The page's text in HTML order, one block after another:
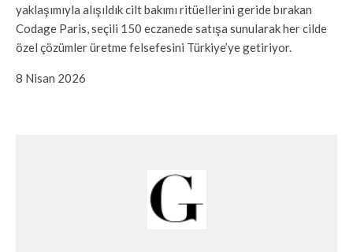
yaklaşımıyla alışıldık cilt bakımı ritüellerini geride bırakan
Codage Paris, seçili 150 eczanede satışa sunularak her cilde
özel çözümler üretme felsefesini Türkiye’ye getiriyor.
8 Nisan 2026